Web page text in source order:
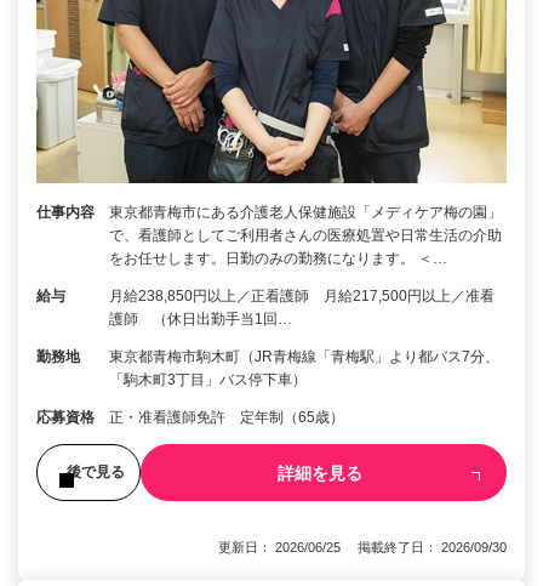
仕事内容
東京都青梅市にある介護老人保健施設「メディケア梅の園」
で、看護師としてご利用者さんの医療処置や日常生活の介助
をお任せします。日勤のみの勤務になります。 ＜…
給与
月給238,850円以上／正看護師 月給217,500円以上／准看
護師 （休日出勤手当1回…
勤務地
東京都青梅市駒木町（JR青梅線「青梅駅」より都バス7分、
「駒木町3丁目」バス停下車）
応募資格 正・准看護師免許 定年制（65歳）
後で見る 詳細を見る
更新日： 2026/06/25 掲載終了日： 2026/09/30